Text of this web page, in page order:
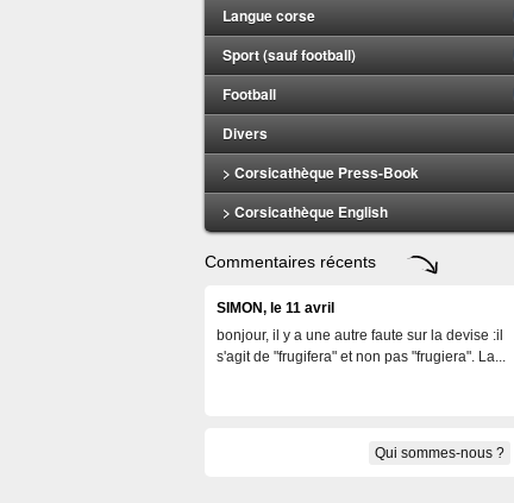
Langue corse
Sport (sauf football)
Football
Divers
> Corsicathèque Press-Book
> Corsicathèque English
Commentaires récents
SIMON, le 11 avril
bonjour, il y a une autre faute sur la devise :il
s'agit de "frugifera" et non pas "frugiera". La...
Qui sommes-nous ?